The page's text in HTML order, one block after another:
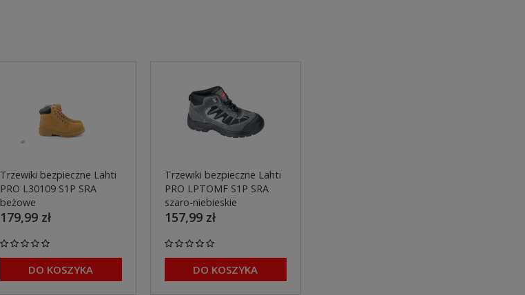
Trzewiki bezpieczne Lahti
PRO L30109 S1P SRA
beżowe
179,99 zł
DO KOSZYKA
Trzewiki bezpieczne Lahti
PRO LPTOMF S1P SRA
szaro-niebieskie
157,99 zł
DO KOSZYKA